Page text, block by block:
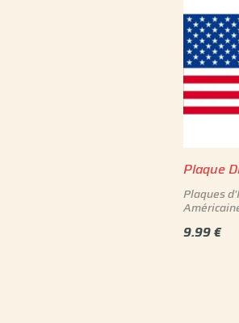
Plaque
Plaques
9.99€